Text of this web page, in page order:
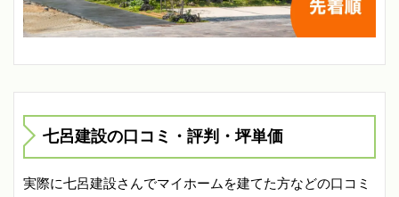
七呂建設の口コミ・評判・坪単価
実際に七呂建設さんでマイホームを建てた方などの口コミ